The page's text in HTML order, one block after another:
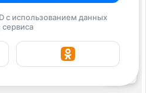
с использованием данных
сервиса